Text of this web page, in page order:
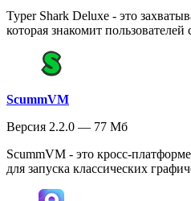
Typer Shark Deluxe - это
которая знакомит
ScummVM
Версия 2.2.0 — 77 Мб
ScummVM - это кросс-
для запуска классических